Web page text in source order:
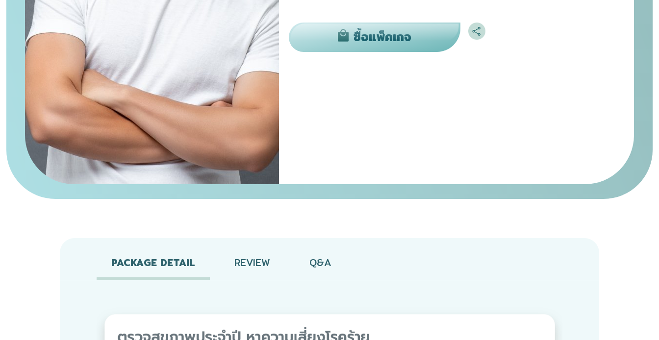
ซื้อแพ็คเกจ
PACKAGE DETAIL REVIEW Q&A